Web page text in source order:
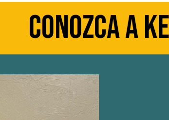
Conozca a